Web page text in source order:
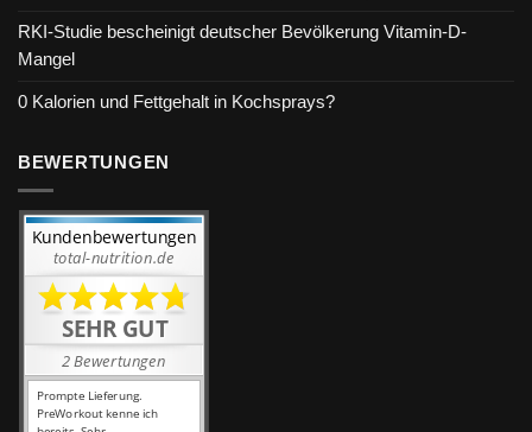
RKI-Studie bescheinigt deutscher Bevölkerung Vitamin-D-
Mangel
0 Kalorien und Fettgehalt in Kochsprays?
BEWERTUNGEN